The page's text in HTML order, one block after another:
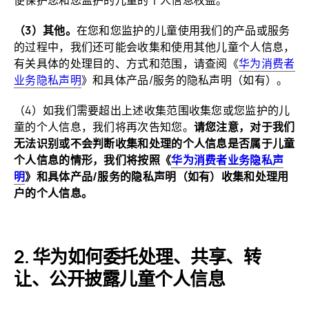
（3）其他。 在您和您监护的儿童使用我们的产品或服务
的过程中，我们还可能会收集和使用其他儿童个人信息，
有关具体的处理目的、方式和范围，请查阅《华为消费者
业务隐私声明》和具体产品/服务的隐私声明 （如有）。
（4）如我们需要超出上述收集范围收集您或您监护的儿
童的个人信息，我们将再次告知您。 请您注意，对于我们
无法识别或不会判断收集和处理的个人信息是否属于儿童
个人信息的情形，我们将按照《华为消费者业务隐私声
明》和具体产品/服务的隐私声明（如有）收集和处理用
户的个人信息。
华为如何委托处理、共享、转
让、公开披露儿童个人信息